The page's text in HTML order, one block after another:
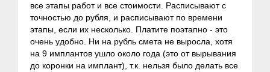
все этапы работ и все стоимости. Расписывают с
точностью до рубля, и расписывают по времени
этапы, если их несколько. Платите поэтапно - это
очень удобно. Ни на рубль смета не выросла, хотя
на 9 имплантов ушло около года (это от вырывания
до коронки на имплант), т.к. нельзя было делать все